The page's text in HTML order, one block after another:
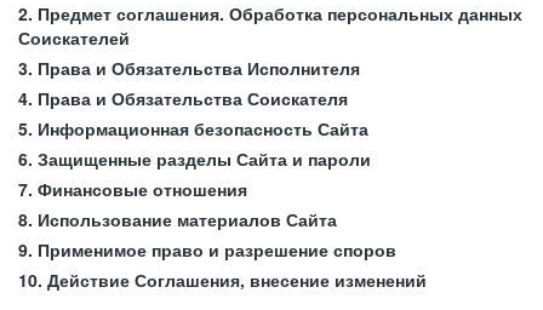
2. Предмет соглашения. Обработка персональных данных
Соискателей
3. Права и Обязательства Исполнителя
4. Права и Обязательства Соискателя
5. Информационная безопасность Сайта
6. Защищенные разделы Сайта и пароли
7. Финансовые отношения
8. Использование материалов Сайта
9. Применимое право и разрешение споров
10. Действие Соглашения, внесение изменений